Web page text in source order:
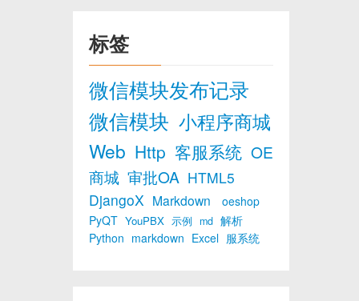
标签
微信模块发布记录
微信模块 小程序商城
Web Http 客服系统 OE
商城 审批OA HTML5
DjangoX Markdown
oeshop
PyQT YouPBX 示例 md 解析
Python markdown Excel 服系统